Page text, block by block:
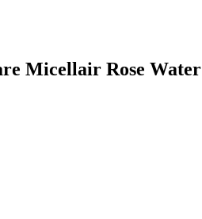
Micellair Rose Water